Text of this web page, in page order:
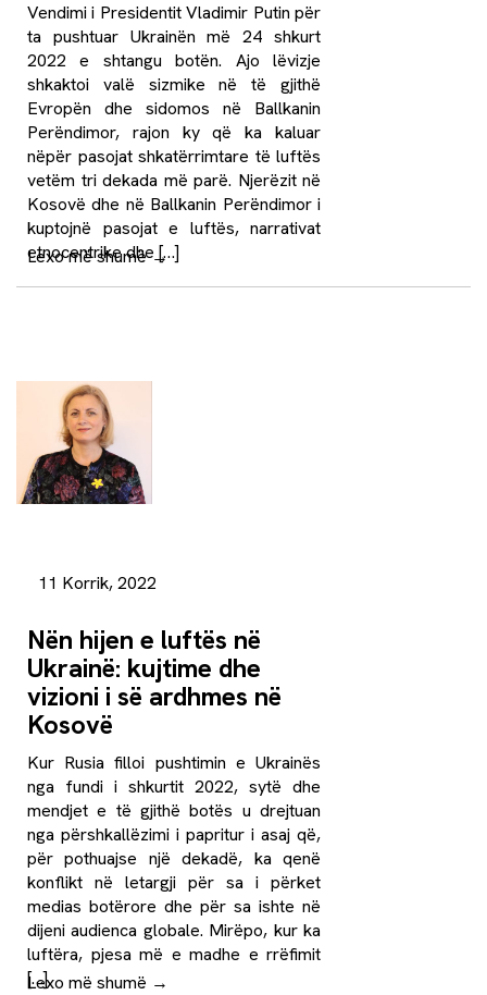
Vendimi i Presidentit Vladimir Putin për
ta pushtuar Ukrainën më 24 shkurt
2022 e shtangu botën. Ajo lëvizje
shkaktoi valë sizmike në të gjithë
Evropën dhe sidomos në Ballkanin
Perëndimor, rajon ky që ka kaluar
nëpër pasojat shkatërrimtare të luftës
vetëm tri dekada më parë. Njerëzit në
Kosovë dhe në Ballkanin Perëndimor i
kuptojnë pasojat e luftës, narrativat
etnocentrike dhe […]
Lexo më shumë→
11 Korrik, 2022
Nën hijen e luftës në
Ukrainë: kujtime dhe
vizioni i së ardhmes në
Kosovë
Kur Rusia filloi pushtimin e Ukrainës
nga fundi i shkurtit 2022, sytë dhe
mendjet e të gjithë botës u drejtuan
nga përshkallëzimi i papritur i asaj që,
për pothuajse një dekadë, ka qenë
konflikt në letargji për sa i përket
medias botërore dhe për sa ishte në
dijeni audienca globale. Mirëpo, kur ka
luftëra, pjesa më e madhe e rrëfimit
[…]
Lexo më shumë →